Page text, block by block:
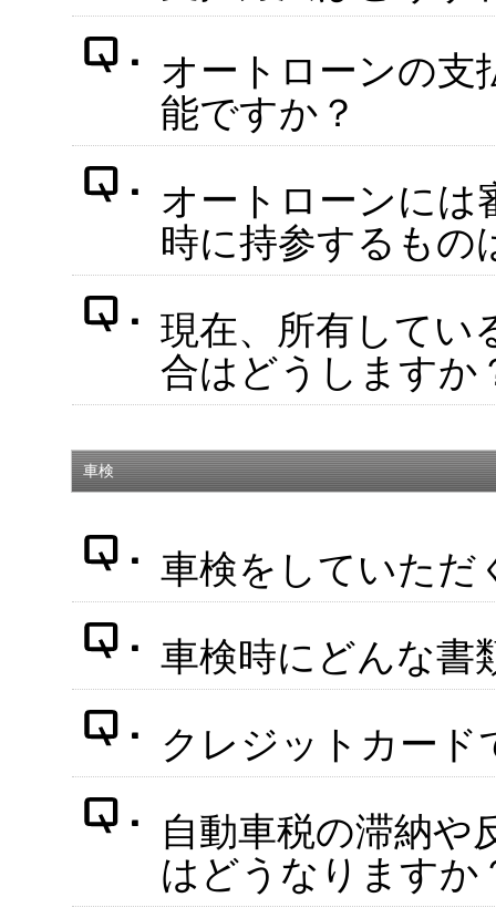
オートローンの支
能ですか？
オートローンには
時に持参するもの
現在、所有してい
合はどうしますか
車検
車検をしていただ
車検時にどんな書
クレジットカード
自動車税の滞納や
はどうなりますか